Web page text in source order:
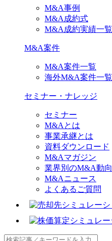
M&A事例
M&A成約式
M&A成約実績一覧
M&A案件
M&A案件一覧
海外M&A案件一覧
セミナー・ナレッジ
セミナー
M&Aとは
事業承継とは
資料ダウンロード
M&Aマガジン
業界別のM&A動向
M&Aニュース
よくあるご質問